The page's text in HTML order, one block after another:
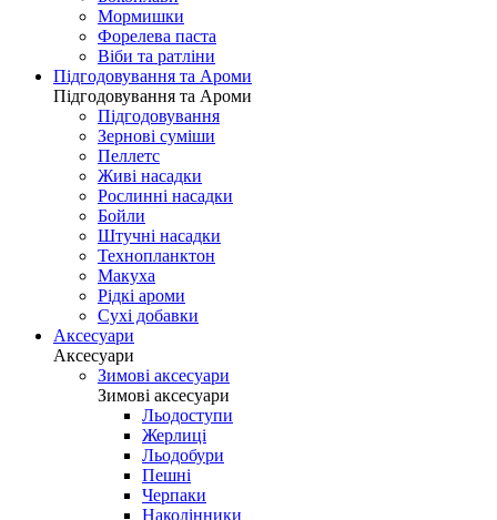
Мормишки
Форелева паста
Віби та ратліни
Підгодовування та Ароми
Підгодовування та Ароми
Підгодовування
Зернові суміши
Пеллетс
Живі насадки
Рослинні насадки
Бойли
Штучні насадки
Технопланктон
Макуха
Рідкі ароми
Сухі добавки
Аксесуари
Аксесуари
Зимові аксесуари
Зимові аксесуари
Льодоступи
Жерлиці
Льодобури
Пешні
Черпаки
Наколінники